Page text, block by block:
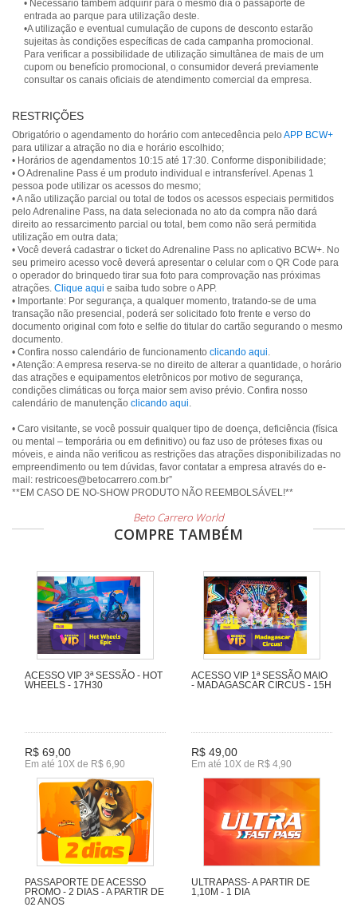
• Necessário também adquirir para o mesmo dia o passaporte de
entrada ao parque para utilização deste.
•A utilização e eventual cumulação de cupons de desconto estarão
sujeitas às condições específicas de cada campanha promocional.
Para verificar a possibilidade de utilização simultânea de mais de um
cupom ou benefício promocional, o consumidor deverá previamente
consultar os canais oficiais de atendimento comercial da empresa.
RESTRIÇÕES
Obrigatório o agendamento do horário com antecedência pelo APP BCW+
para utilizar a atração no dia e horário escolhido;
• Horários de agendamentos 10:15 até 17:30. Conforme disponibilidade;
• O Adrenaline Pass é um produto individual e intransferível. Apenas 1
pessoa pode utilizar os acessos do mesmo;
• A não utilização parcial ou total de todos os acessos especiais permitidos
pelo Adrenaline Pass, na data selecionada no ato da compra não dará
direito ao ressarcimento parcial ou total, bem como não será permitida
utilização em outra data;
• Você deverá cadastrar o ticket do Adrenaline Pass no aplicativo BCW+. No
seu primeiro acesso você deverá apresentar o celular com o QR Code para
o operador do brinquedo tirar sua foto para comprovação nas próximas
atrações. Clique aqui e saiba tudo sobre o APP.
• Importante: Por segurança, a qualquer momento, tratando-se de uma
transação não presencial, poderá ser solicitado foto frente e verso do
documento original com foto e selfie do titular do cartão segurando o mesmo
documento.
• Confira nosso calendário de funcionamento clicando aqui.
• Atenção: A empresa reserva-se no direito de alterar a quantidade, o horário
das atrações e equipamentos eletrônicos por motivo de segurança,
condições climáticas ou força maior sem aviso prévio. Confira nosso
calendário de manutenção clicando aqui.
• Caro visitante, se você possuir qualquer tipo de doença, deficiência (física
ou mental – temporária ou em definitivo) ou faz uso de próteses fixas ou
móveis, e ainda não verificou as restrições das atrações disponibilizadas no
empreendimento ou tem dúvidas, favor contatar a empresa através do e-
mail: restricoes@betocarrero.com.br”
Beto Carrero World
COMPRE TAMBÉM
ACESSO VIP 3ª SESSÃO - HOT
WHEELS - 17H30
R$ 69,00
Em até 10X de R$ 6,90
ACESSO VIP 1ª SESSÃO MAIO
- MADAGASCAR CIRCUS - 15H
R$ 49,00
Em até 10X de R$ 4,90
PASSAPORTE DE ACESSO
PROMO - 2 DIAS - A PARTIR DE
02 ANOS
ULTRAPASS- A PARTIR DE
1,10M - 1 DIA